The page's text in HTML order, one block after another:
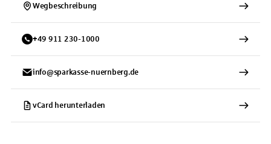
Wegbeschreibung
+49 911 230-1000
info@sparkasse-nuernberg.de
vCard herunterladen